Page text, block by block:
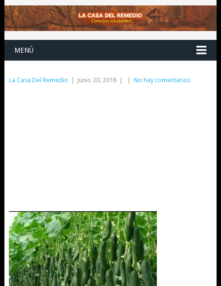
MENÚ
La Casa Del Remedio junio 20, 2018 No hay comentarios